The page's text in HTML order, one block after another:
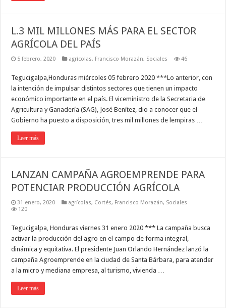
L.3 MIL MILLONES MÁS PARA EL SECTOR
AGRÍCOLA DEL PAÍS
5 febrero, 2020 agrícolas, Francisco Morazán, Sociales 46
Tegucigalpa,Honduras miércoles 05 febrero 2020 ***Lo anterior, con
la intención de impulsar distintos sectores que tienen un impacto
económico importante en el país. El viceministro de la Secretaria de
Agricultura y Ganadería (SAG), José Benítez, dio a conocer que el
Gobierno ha puesto a disposición, tres mil millones de lempiras …
Leer más
LANZAN CAMPAÑA AGROEMPRENDE PARA
POTENCIAR PRODUCCIÓN AGRÍCOLA
31 enero, 2020 agrícolas, Cortés, Francisco Morazán, Sociales
120
Tegucigalpa, Honduras viernes 31 enero 2020 *** La campaña busca
activar la producción del agro en el campo de forma integral,
dinámica y equitativa. El presidente Juan Orlando Hernández lanzó la
campaña Agroemprende en la ciudad de Santa Bárbara, para atender
a la micro y mediana empresa, al turismo, vivienda …
Leer más